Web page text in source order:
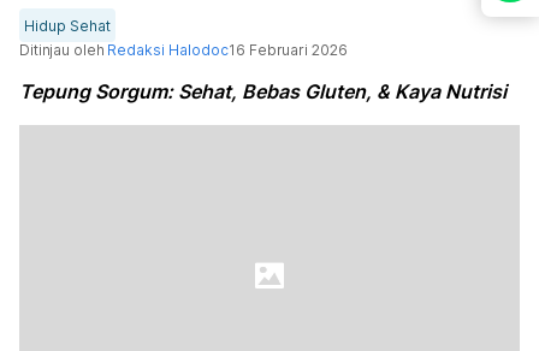
Hidup Sehat
Ditinjau oleh Redaksi Halodoc16 Februari 2026
Tepung Sorgum: Sehat, Bebas Gluten, & Kaya Nutrisi